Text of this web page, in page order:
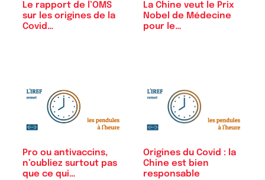
Le rapport de l’OMS
sur les origines de la
Covid…
La Chine veut le Prix
Nobel de Médecine
pour le…
Pro ou antivaccins,
n’oubliez surtout pas
que ce qui…
Origines du Covid : la
Chine est bien
responsable